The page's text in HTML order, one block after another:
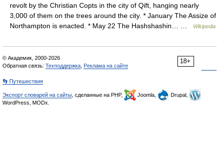
revolt by the Christian Copts in the city of Qift, hanging nearly
3,000 of them on the trees around the city. * January The Assize of
Northampton is enacted. * May 22 The Hashshashin… …
Wikipedia
18+
© Академик, 2000-2026
Обратная связь: Техподдержка Реклама на сайте
👣 Путешествия
Экспорт словарей на сайты , сделанные на PHP, Joomla,
Drupal,
WordPress, MODx.